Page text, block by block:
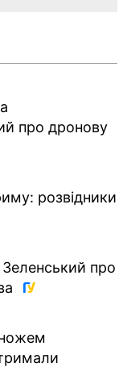
про дронову
розвідники
про
ножем